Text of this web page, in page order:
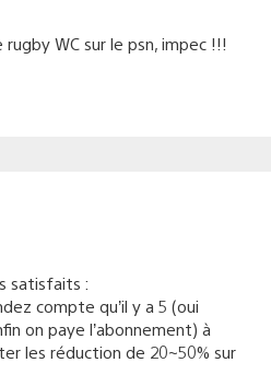
WC sur le psn, impec !!!
satisfaits :
compte qu’il y a 5 (oui
on paye l’abonnement) à
les réduction de 20~50% sur